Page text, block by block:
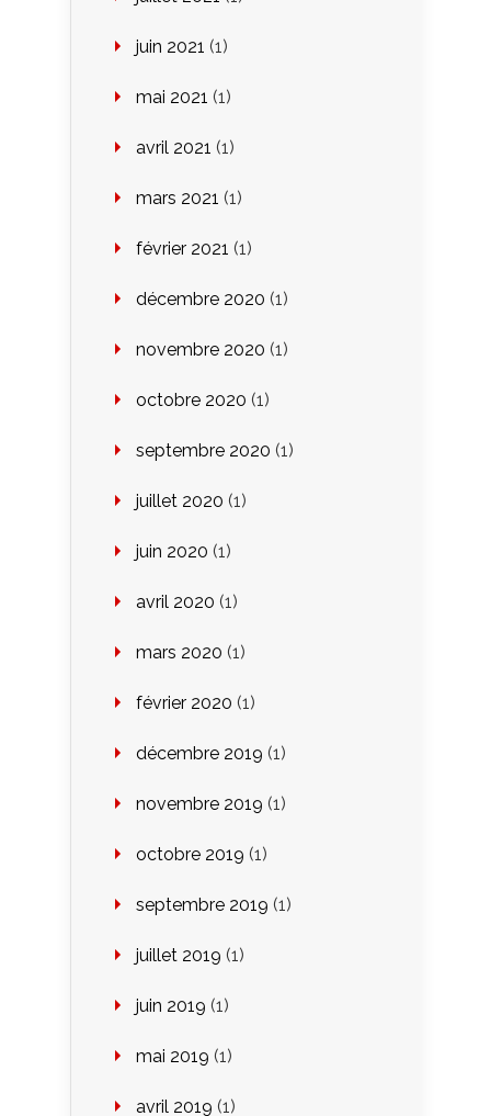
juin 2021 (1)
mai 2021 (1)
avril 2021 (1)
mars 2021 (1)
février 2021 (1)
décembre 2020 (1)
novembre 2020 (1)
octobre 2020 (1)
septembre 2020 (1)
juillet 2020 (1)
juin 2020 (1)
avril 2020 (1)
mars 2020 (1)
février 2020 (1)
décembre 2019 (1)
novembre 2019 (1)
octobre 2019 (1)
septembre 2019 (1)
juillet 2019 (1)
juin 2019 (1)
mai 2019 (1)
avril 2019 (1)